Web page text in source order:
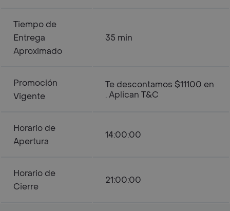
Tiempo de
Entrega
Aproximado
35 min
Promoción
Vigente
Te descontamos $11100 en
. Aplican T&C
Horario de
Apertura
14:00:00
Horario de
Cierre
21:00:00